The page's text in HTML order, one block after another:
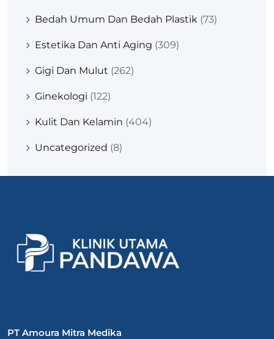
Bedah Umum Dan Bedah Plastik (73)
Estetika Dan Anti Aging (309)
Gigi Dan Mulut (262)
Ginekologi (122)
Kulit Dan Kelamin (404)
Uncategorized (8)
PT Amoura Mitra Medika